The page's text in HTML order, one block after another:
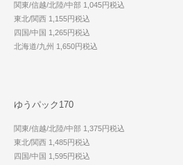
関東/信越/北陸/中部 1,045円税込
東北/関西 1,155円税込
四国/中国 1,265円税込
北海道/九州 1,650円税込
ゆうパック170
関東/信越/北陸/中部 1,375円税込
東北/関西 1,485円税込
四国/中国 1,595円税込